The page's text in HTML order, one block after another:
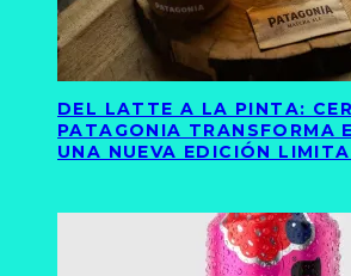
DEL LATTE A LA PINTA:
PATAGONIA TRANSFORMA
UNA NUEVA EDICIÓN